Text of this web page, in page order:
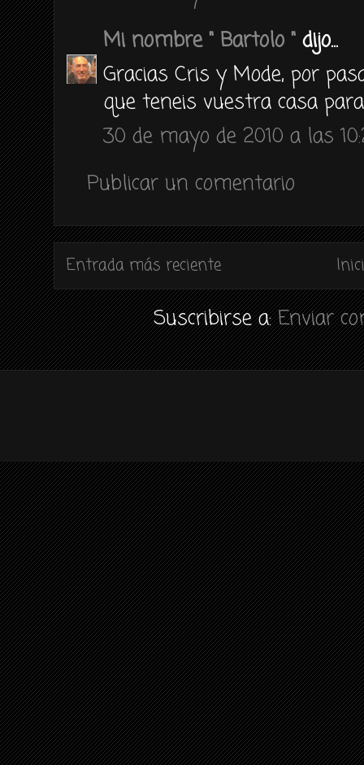
Mi nombre " Bartolo " dijo...
Gracias Cris y Mode, por
que teneis vuestra casa
30 de mayo de 2010 a las
Publicar un comentario
Entrada más reciente
Suscribirse a:Enviar